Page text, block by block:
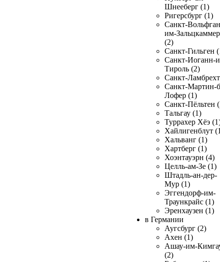
Шнееберг (1)
Ригерсбург (1)
Санкт-
им-
(2)
Санкт-Гильген
Санкт-Иоганн-
Тироль (2)
Санкт-
Санкт-Мартин-
Лофер (1)
Санкт-Пёльтен
Тальгау (1)
Туррахер Хёэ
Хайлигенблут
Хальванг (1)
Хартберг (1)
Хоэнтауэрн (4)
Целль-ам-Зе (1)
Штадль-ан-дер-
Мур (1)
Эггендорф-им-
Траункрайс (1)
Эренхаузен (1)
в Германии
Аугсбург (2)
Ахен (1)
Ашау-им-
(2)